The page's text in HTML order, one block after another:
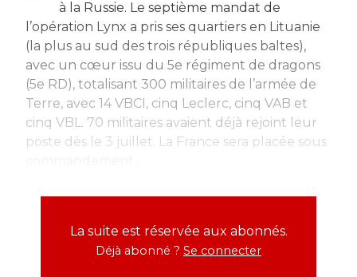
à la Russie. Le septième mandat de
l’opération Lynx a pris ses quartiers en Lituanie
(la plus au sud des trois républiques baltes),
avec un cœur issu du 5e régiment de dragons
(5e RD), totalisant 300 militaires de l’armée de
Terre, avec 14 VBCI, cinq Leclerc, cinq VAB et
cinq VBL. 70 militaires avaient déjà rejoint leur
poste dès le 3 juillet. La France sera placée sous
La suite est réservée aux abonnés.
Déjà abonné ? Se connecter